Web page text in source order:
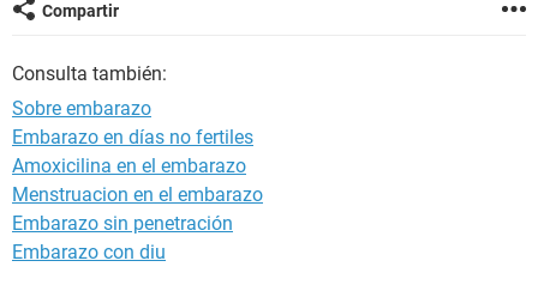
GLOSARIO
Compartir
Consulta también:
Sobre embarazo
Embarazo en días no fertiles
Amoxicilina en el embarazo
Menstruacion en el embarazo
Embarazo sin penetración
Embarazo con diu